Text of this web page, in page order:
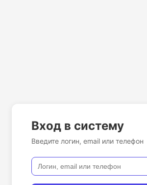
Вход в систему
Введите логин, email или телефон